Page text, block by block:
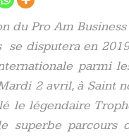
du Pro Am
se disputera en
parmi
2 avril, à Saint
le légendaire
superbe parcours